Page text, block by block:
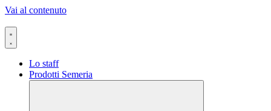
Vai al contenuto
Lo staff
Prodotti Semeria